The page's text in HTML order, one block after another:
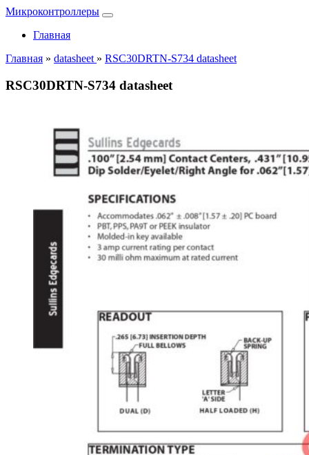
Микроконтроллеры
Главная
Главная » datasheet » RSC30DRTN-S734 datasheet
RSC30DRTN-S734 datasheet